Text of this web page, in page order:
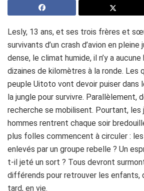
Lesly, 13 ans, et ses trois frères et
survivants d’un crash d’avion en
dense, le climat humide, il n’y a
dizaines de kilomètres à la ronde. Les
peuple Uitoto vont devoir puiser dans
la jungle pour survivre. Parallèlement,
recherche se mobilisent. Pourtant,
hommes rentrent chaque soir
plus folles commencent à circuler :
enlevés par un groupe rebelle ? Un
t-il jeté un sort ? Tous devront
différends pour retrouver les enfants,
tard, en vie.